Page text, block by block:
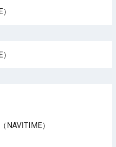
NAVITIME）